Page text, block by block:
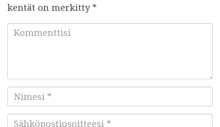
kentät on merkitty *
e
t
i
m